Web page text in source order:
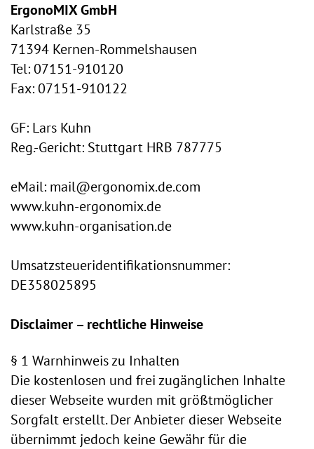
ErgonoMIX GmbH
Karlstraße 35
71394 Kernen-Rommelshausen
Tel: 07151-910120
Fax: 07151-910122
GF: Lars Kuhn
Reg.-Gericht: Stuttgart HRB 787775
eMail: mail@ergonomix.de.com
www.kuhn-ergonomix.de
www.kuhn-organisation.de
Umsatzsteueridentifikationsnummer:
DE358025895
Disclaimer – rechtliche Hinweise
§ 1 Warnhinweis zu Inhalten
Die kostenlosen und frei zugänglichen Inhalte
dieser Webseite wurden mit größtmöglicher
Sorgfalt erstellt. Der Anbieter dieser Webseite
übernimmt jedoch keine Gewähr für die